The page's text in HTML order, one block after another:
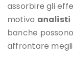
assorbire gli
motivo analisti
banche
affrontare